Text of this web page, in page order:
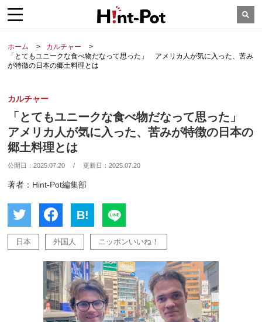
ホーム
カルチャー
「とてもユニークな食べ物だなって思った」 アメリカ人が気に入った、苦み
が特徴の日本の郷土料理とは
カルチャー
「とてもユニークな食べ物だなって思った」
アメリカ人が気に入った、苦みが特徴の日本の
郷土料理とは
公開日：2025.07.20 / 更新日：2025.07.20
著者：Hint-Pot編集部
B!
日本 外国人 ニッポンいいね！